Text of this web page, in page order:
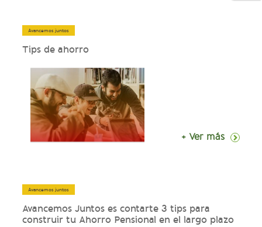
Avancemos juntos
Tips de ahorro
+ Ver más
Avancemos juntos
Avancemos Juntos es contarte 3 tips para
construir tu Ahorro Pensional en el largo plazo